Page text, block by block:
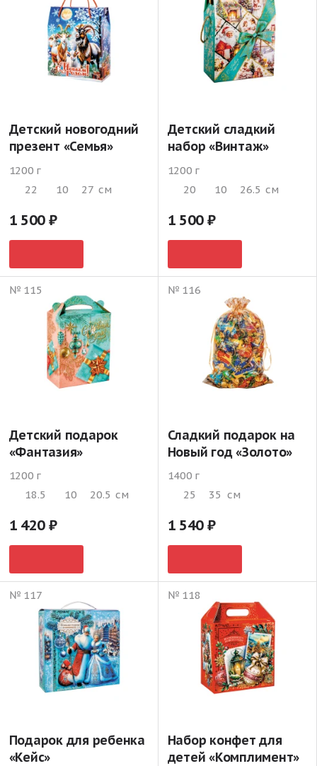
Детский новогодний
презент «Семья»
1200 г
22
10 27 см
1 500
Детский сладкий
набор «Винтаж»
1200 г
20
10 26.5 см
1 500
№ 115
Детский подарок
«Фантазия»
1200 г
18.5
10 20.5 см
1 420
№ 116
Сладкий подарок на
Новый год «Золото»
1400 г
25
35 см
1 540
№ 117
Подарок для ребенка
«Кейс»
№ 118
Набор конфет для
детей «Комплимент»